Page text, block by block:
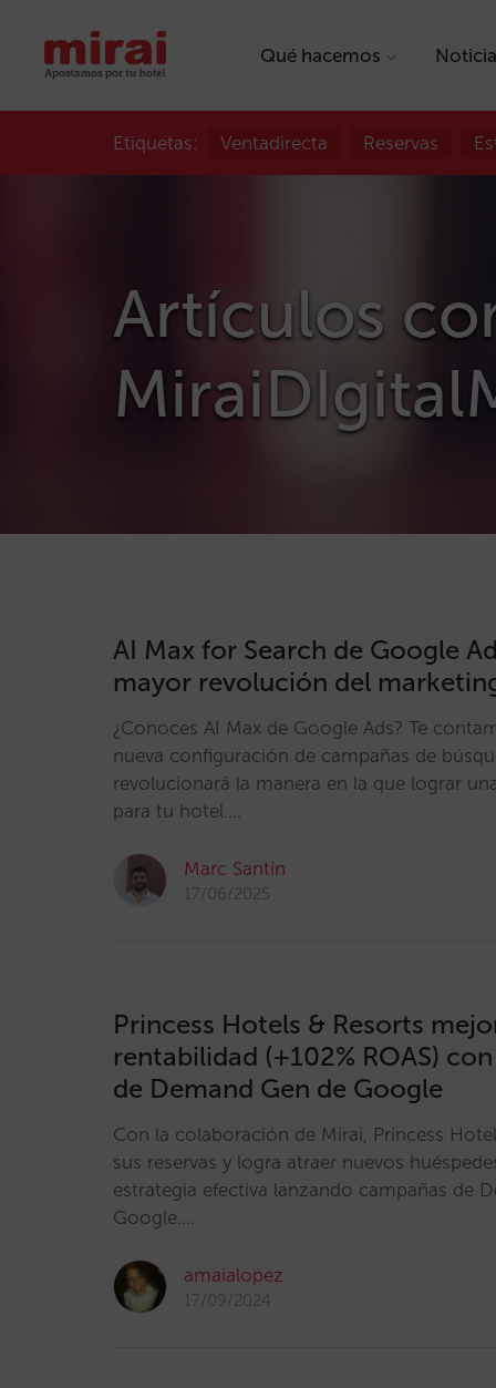
Qué hacemos
Etiquetas: Ventadirecta Reservas
Artículos
AI Max for Search de Google
mayor revolución del
¿Conoces AI Max de Google Ads? Te
nueva configuración de campañas de
revolucionará la manera en la que lograr
para tu hotel.…
Marc Santín
17/06/2025
Princess Hotels & Resorts
rentabilidad (+102% ROAS)
de Demand Gen de Google
Con la colaboración de Mirai, Princess
sus reservas y logra atraer nuevos
estrategia efectiva lanzando campañas de
Google.…
amaialopez
17/09/2024